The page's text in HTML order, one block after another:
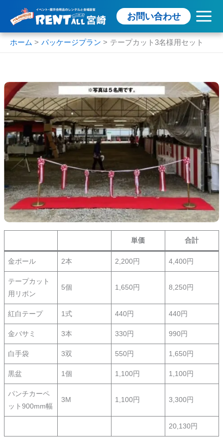
お問い合わせ
ホーム パッケージプラン テープカット3名様用セット
単価 合計
金ポール 2本 2,200円 4,400円
テープカット
用リボン
5個 1,650円 8,250円
紅白テープ 1式 440円 440円
金バサミ 3本 330円 990円
白手袋 3双 550円 1,650円
黒盆 1個 1,100円 1,100円
パンチカーペ
ット900mm幅
3M 1,100円 3,300円
20,130円